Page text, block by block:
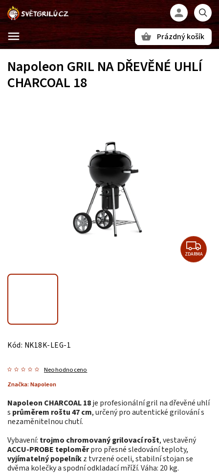
Prázdný košík
Napoleon GRIL NA DŘEVĚNÉ UHLÍ
CHARCOAL 18
ZDARMA
Kód: NK18K-LEG-1
Neohodnoceno
Značka: Napoleon
Napoleon CHARCOAL 18je profesionální gril na dřevěné uhlí
s průměrem roštu 47 cm, určený pro autentické grilování s
nezaměnitelnou chutí.
Vybavení: trojmo chromovaný grilovací rošt, vestavěný
ACCU-PROBE teploměrpro přesné sledování teploty,
vyjímatelný popelníkz tvrzené oceli, stabilní stojan se
dvěma kolečky a spodní odkladací mříží. Váha: 20 kg.